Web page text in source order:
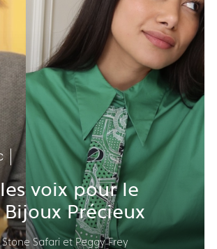
voix pour le
Précieux
Safari et Peggy Frey